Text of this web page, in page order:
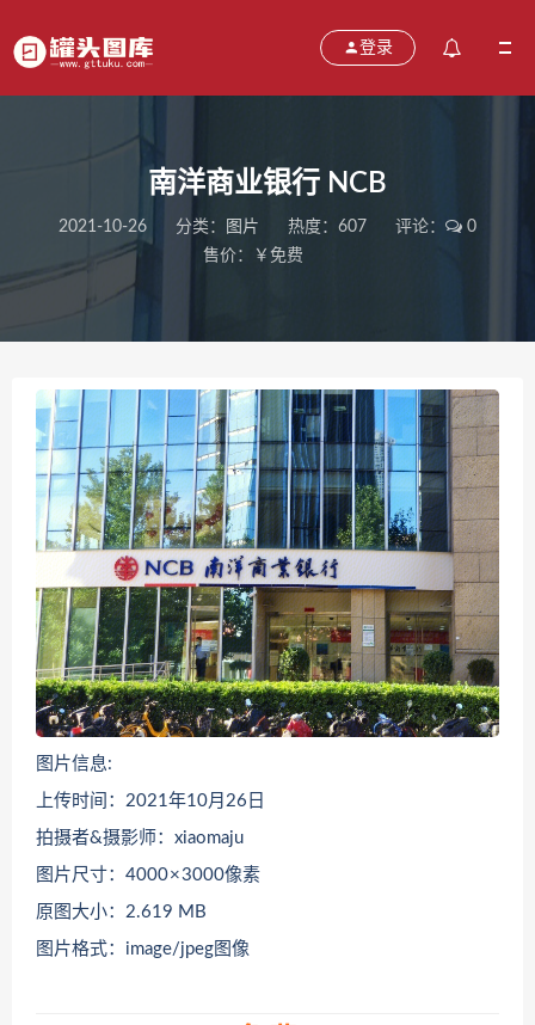
登录
南洋商业银行 NCB
2021-10-26 分类： 图片 热度：607 评论：
0
售价：￥免费
图片信息:
上传时间：2021年10月26日
拍摄者&摄影师：xiaomaju
图片尺寸：4000 × 3000像素
原图大小：2.619 MB
图片格式：image/jpeg图像